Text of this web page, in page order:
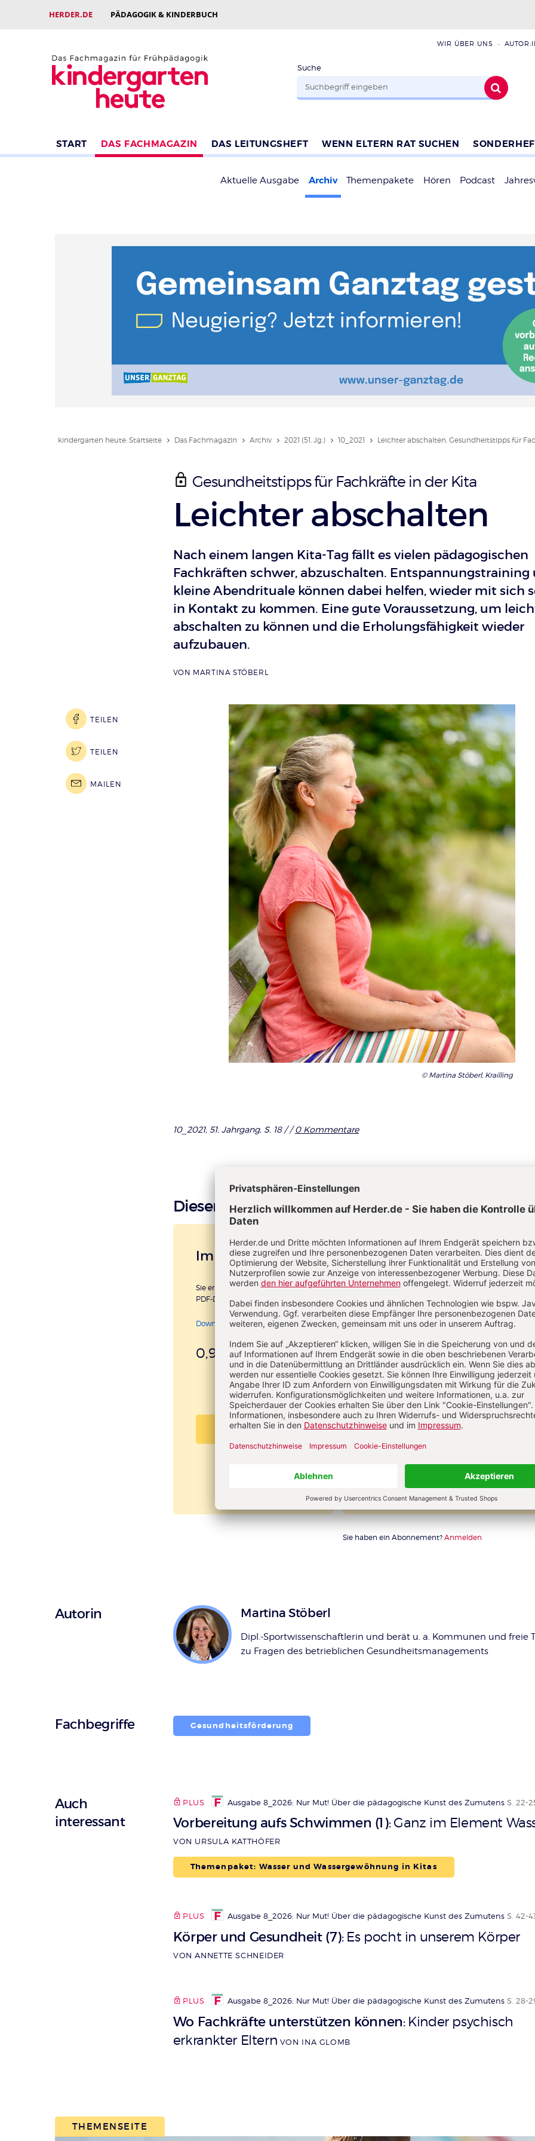
HERDER.DE PÄDAGOGIK & KINDERBUCH
WIR ÜBER UNS
Suche
START DAS FACHMAGAZIN DAS LEITUNGSHEFT WENN ELTERN RAT SUCHEN
Aktuelle Ausgabe Archiv Themenpakete Hören Podcast
kindergarten heute: Startseite Das Fachmagazin Archiv 2021 (51. Jg.) 10_2021 Leichter abschalten. Gesundheitstipps für
Gesundheitstipps für Fachkräfte in der Kita
:
Leichter abschalten
Nach einem langen Kita-Tag fällt es vielen pädagogischen
Fachkräften schwer, abzuschalten. Entspannungstraining
kleine Abendrituale können dabei helfen, wieder mit sich
in Kontakt zu kommen. Eine gute Voraussetzung, um
abschalten zu können und die Erholungsfähigkeit wieder
aufzubauen.
VON MARTINA STÖBERL
© Martina Stöberl, Krailling
10_2021, 51. Jahrgang, S. 18 //0 Kommentare
Diesen Artikel jetzt lesen!
Im Einzelkauf
Sie erhalten diesen Artikel als
PDF-Datei.
Download sofort verfügbar
0,95 € inkl. MwSt
PDF bestellen
Im Abo
Ihr Plus: Zugriff auch auf alle anderen Artikel im
Abo-Bereich
1 Heft + 1 Heft digital 0,00 €
danach76,40 € für 10 Ausgaben pro Jahr +
Digitalzugang
inkl. MwSt., zzgl. 13,50 € Versand (D)
IM ABO IM DIGITAL-ABO
Sie haben ein Abonnement? Anmelden
TEILEN
TEILEN
MAILEN
Überschrift
Autorin Martina Stöberl
Dipl.-Sportwissenschaftlerin und berät u. a. Kommunen und freie
zu Fragen des betrieblichen Gesundheitsmanagements
Fachbegriffe Gesundheitsförderung
Auch
interessant
PLUS Ausgabe 8_2026: Nur Mut! Über die pädagogische Kunst des Zumutens S. 22-
Vorbereitung aufs Schwimmen (1):Ganz im Element
VON URSULA KATTHÖFER
Themenpaket: Wasser und Wassergewöhnung in Kitas
PLUS Ausgabe 8_2026: Nur Mut! Über die pädagogische Kunst des Zumutens S. 42-
Körper und Gesundheit (7): Es pocht in unserem Körper
VON ANNETTE SCHNEIDER
PLUS Ausgabe 8_2026: Nur Mut! Über die pädagogische Kunst des Zumutens S. 28-
Wo Fachkräfte unterstützen können: Kinder psychisch
erkrankter Eltern VON INA GLOMB
THEMENSEITE